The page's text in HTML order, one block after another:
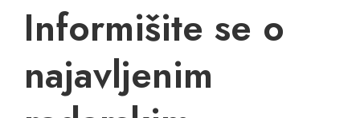
Informišite se o
najavljenim